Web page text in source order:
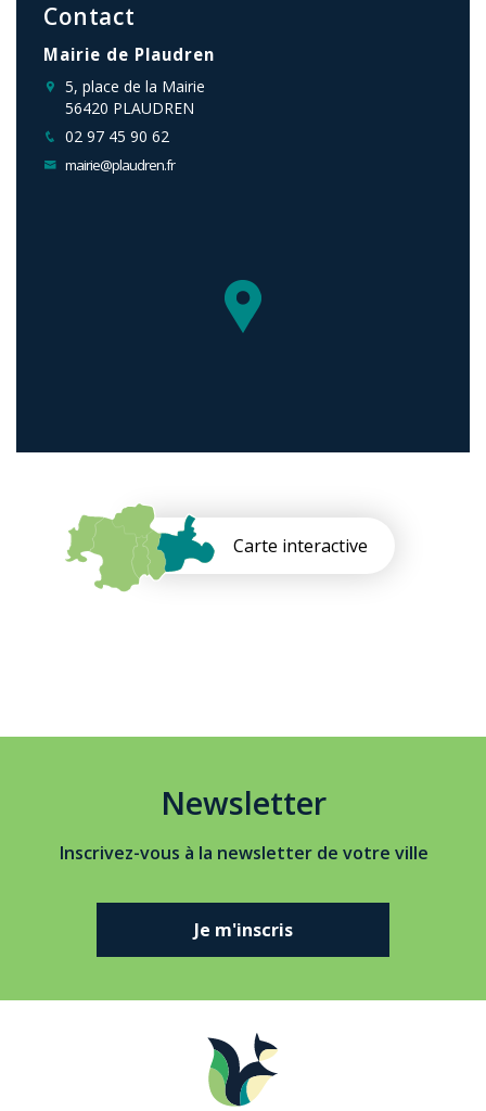
Contact
Mairie de Plaudren
5, place de la Mairie
56420 PLAUDREN
02 97 45 90 62
mairie@plaudren.fr
Carte interactive
Newsletter
Inscrivez-vous à la newsletter de votre ville
Je m'inscris